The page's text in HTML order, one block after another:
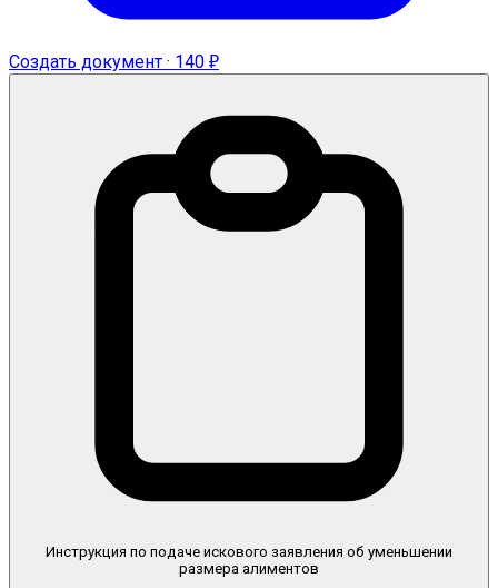
Создать документ · 140 ₽
Инструкция по подаче искового заявления об уменьшении
размера алиментов